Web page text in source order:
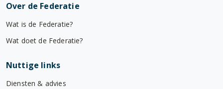
Over de Federatie
Wat is de Federatie?
Wat doet de Federatie?
Nuttige links
Diensten & advies